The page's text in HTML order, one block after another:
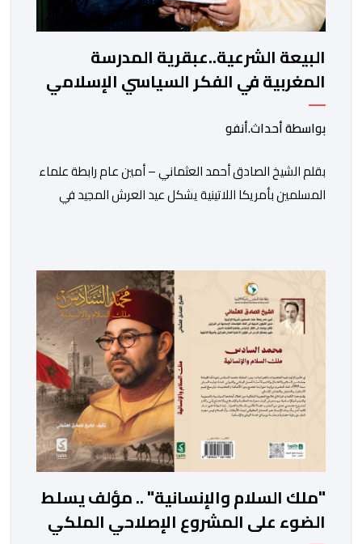
البيعة الشرعية..عبقرية المدرسة
المغربية في الفكر السياسي الإسلامي
بواسطة أحداث.أنفو
بقلم الشيخ الصادق أحمد العثماني – أمين عام رابطة علماء
المسلمين بأمريكا اللاتينية يشكل عيد العرش المجيد في
معاني الوفاء والالتحام بين العرش والشعب، ويُستحضر من
خلالها واحد من أعرق النظم السياسية في العالم الإسلامي،
وهو نظام البيعة […]
"ملك السلام والإنسانية" .. مؤلف يسلط
الضوء على المشروع الإصلاحي الملكي